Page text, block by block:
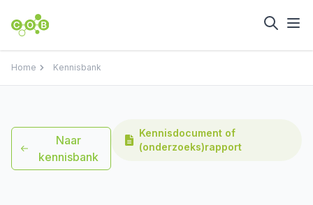
Home Kennisbank
Naar
kennisbank
Kennisdocument of
(onderzoeks)rapport